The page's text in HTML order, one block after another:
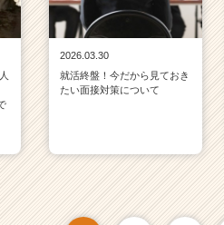
2026.03.30
就活終盤！今だから見ておき
たい面接対策について